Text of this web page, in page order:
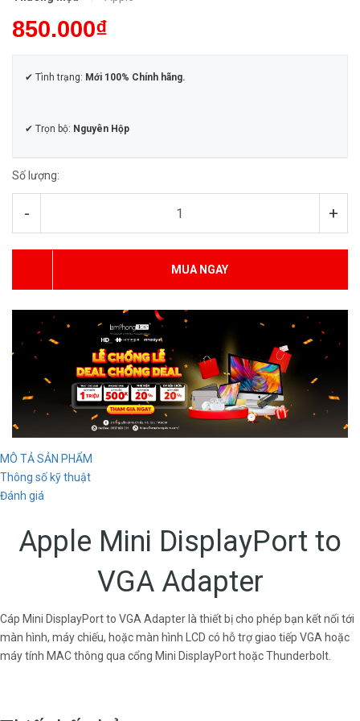
850.000₫
✔ Tình trạng: Mới 100% Chính hãng.
✔ Trọn bộ: Nguyên Hộp
Số lượng:
- +
MUA NGAY
MÔ TẢ SẢN PHẨM
Thông số kỹ thuật
Đánh giá
Apple Mini DisplayPort to
VGA Adapter
Cáp Mini DisplayPort to VGA Adapter là thiết bị cho phép bạn kết nối tới
màn hình, máy chiếu, hoặc màn hình LCD có hỗ trợ giao tiếp VGA hoặc
máy tính MAC thông qua cổng Mini DisplayPort hoặc Thunderbolt.